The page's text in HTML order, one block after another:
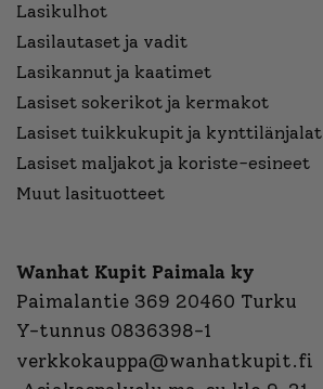
Lasikulhot
Lasilautaset ja vadit
Lasikannut ja kaatimet
Lasiset sokerikot ja kermakot
Lasiset tuikkukupit ja kynttilänjalat
Lasiset maljakot ja koriste-esineet
Muut lasituotteet
Wanhat Kupit Paimala ky
Paimalantie 369 20460 Turku
Y-tunnus 0836398-1
verkkokauppa@wanhatkupit.fi